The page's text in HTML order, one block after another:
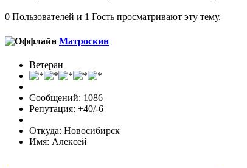
0 Пользователей и 1 Гость просматривают эту тему.
Матроскин
Ветеран
Сообщений: 1086
Репутация: +40/-6
Откуда: Новосибирск
Имя: Алексей